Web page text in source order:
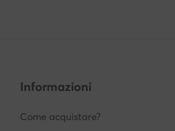
Informazioni
Come acquistare?